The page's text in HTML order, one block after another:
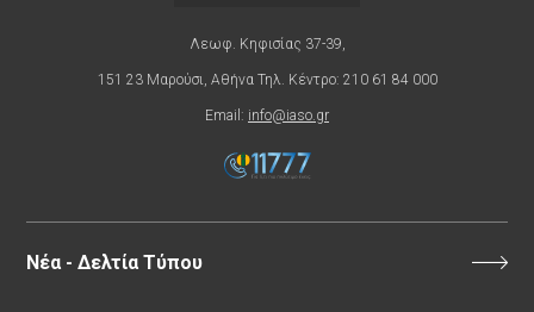
Λεωφ. Κηφισίας 37-39,
151 23 Μαρούσι, Αθήνα Τηλ. Κέντρο: 210 61 84 000
Email: info@iaso.gr
Νέα - Δελτία Τύπου